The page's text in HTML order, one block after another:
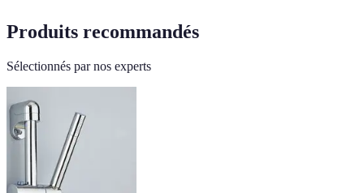
Produits recommandés
Sélectionnés par nos experts